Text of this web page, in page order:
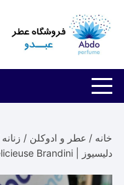
شدن
خانه / عطر و ادوکلن / زنانه
دلیسیوز | Dior Feve Delicieuse Brandini